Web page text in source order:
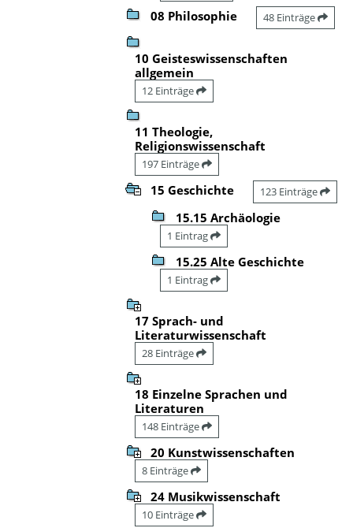
08 Philosophie 48 Einträge
10 Geisteswissenschaften
allgemein
12 Einträge
11 Theologie,
Religionswissenschaft
197 Einträge
15 Geschichte 123 Einträge
15.15 Archäologie
1 Eintrag
15.25 Alte Geschichte
1 Eintrag
17 Sprach- und
Literaturwissenschaft
28 Einträge
18 Einzelne Sprachen und
Literaturen
148 Einträge
20 Kunstwissenschaften
8 Einträge
24 Musikwissenschaft
10 Einträge